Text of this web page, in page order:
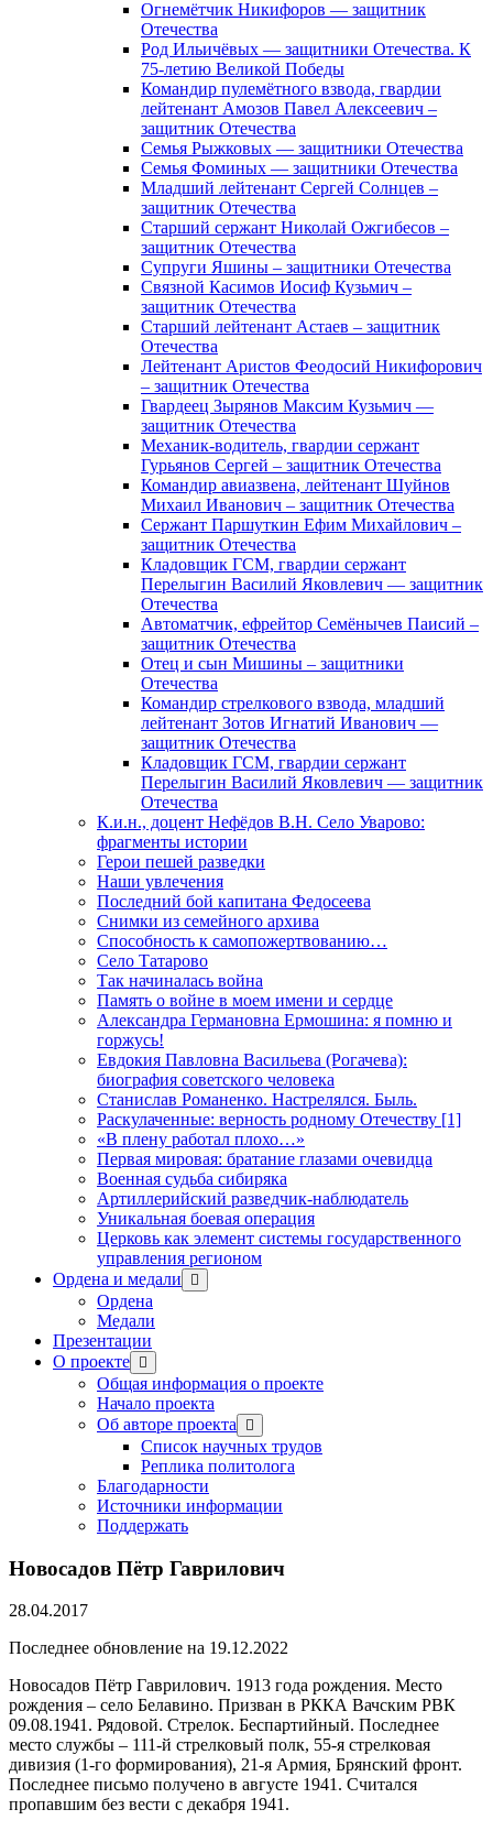
Огнемётчик Никифоров — защитник
Отечества
Род Ильичёвых — защитники Отечества. К
75-летию Великой Победы
Командир пулемётного взвода, гвардии
лейтенант Амозов Павел Алексеевич –
защитник Отечества
Семья Рыжковых — защитники Отечества
Семья Фоминых — защитники Отечества
Младший лейтенант Сергей Солнцев –
защитник Отечества
Старший сержант Николай Ожгибесов –
защитник Отечества
Супруги Яшины – защитники Отечества
Связной Касимов Иосиф Кузьмич –
защитник Отечества
Старший лейтенант Астаев – защитник
Отечества
Лейтенант Аристов Феодосий Никифорович
– защитник Отечества
Гвардеец Зырянов Максим Кузьмич —
защитник Отечества
Механик-водитель, гвардии сержант
Гурьянов Сергей – защитник Отечества
Командир авиазвена, лейтенант Шуйнов
Михаил Иванович – защитник Отечества
Сержант Паршуткин Ефим Михайлович –
защитник Отечества
Кладовщик ГСМ, гвардии сержант
Перелыгин Василий Яковлевич — защитник
Отечества
Автоматчик, ефрейтор Семёнычев Паисий –
защитник Отечества
Отец и сын Мишины – защитники
Отечества
Командир стрелкового взвода, младший
лейтенант Зотов Игнатий Иванович —
защитник Отечества
Кладовщик ГСМ, гвардии сержант
Перелыгин Василий Яковлевич — защитник
Отечества
К.и.н., доцент Нефёдов В.Н. Село Уварово:
фрагменты истории
Герои пешей разведки
Наши увлечения
Последний бой капитана Федосеева
Снимки из семейного архива
Способность к самопожертвованию…
Село Татарово
Так начиналась война
Память о войне в моем имени и сердце
Александра Германовна Ермошина: я помню и
горжусь!
Евдокия Павловна Васильева (Рогачева):
биография советского человека
Станислав Романенко. Настрелялся. Быль.
Раскулаченные: верность родному Отечеству [1]
«В плену работал плохо…»
Первая мировая: братание глазами очевидца
Военная судьба сибиряка
Артиллерийский разведчик-наблюдатель
Уникальная боевая операция
Церковь как элемент системы государственного
управления регионом
Ордена и медали
открыть
меню
Ордена
Медали
Презентации
О проекте открыть
меню
Общая информация о проекте
Начало проекта
Об авторе проекта
открыть
меню
Список научных трудов
Реплика политолога
Благодарности
Источники информации
Поддержать
Новосадов Пётр Гаврилович
28.04.2017
Последнее обновление на 19.12.2022
Новосадов Пётр Гаврилович. 1913 года рождения. Место
рождения – село Белавино. Призван в РККА Вачским РВК
09.08.1941. Рядовой. Стрелок. Беспартийный. Последнее
место службы – 111-й стрелковый полк, 55-я стрелковая
дивизия (1-го формирования), 21-я Армия, Брянский фронт.
Последнее письмо получено в августе 1941. Считался
пропавшим без вести с декабря 1941.